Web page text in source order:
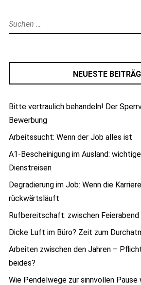
Suche
nach:
NEUESTE
Bitte vertraulich behandeln! Der
Bewerbung
Arbeitssucht: Wenn der Job alles ist
A1-Bescheinigung im Ausland:
Dienstreisen
Degradierung im Job: Wenn die
rückwärtsläuft
Rufbereitschaft: zwischen
Dicke Luft im Büro? Zeit zum
Arbeiten zwischen den Jahren –
beides?
Wie Pendelwege zur sinnvollen Pause